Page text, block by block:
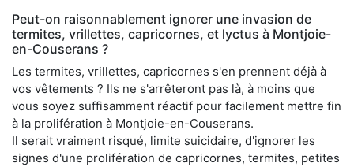
Peut-on raisonnablement ignorer une invasion de
termites, vrillettes, capricornes, et lyctus à Montjoie-
en-Couserans ?
Les termites, vrillettes, capricornes s'en prennent déjà à
vos vêtements ? Ils ne s'arrêteront pas là, à moins que
vous soyez suffisamment réactif pour facilement mettre fin
à la prolifération à Montjoie-en-Couserans.
Il serait vraiment risqué, limite suicidaire, d'ignorer les
signes d'une prolifération de capricornes, termites, petites